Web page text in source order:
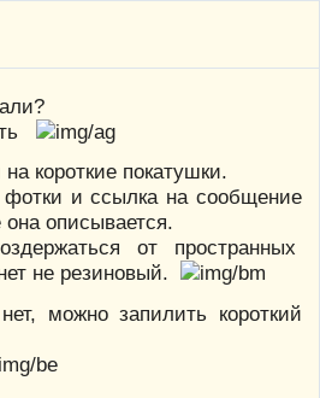
короткие покатушки.
и ссылка на сообщение
она описывается.
от пространных
не резиновый.
можно запилить короткий